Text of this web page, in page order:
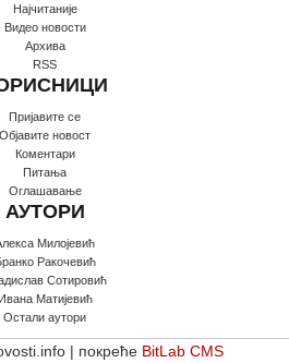
Најчитаније
Видео новости
Архива
RSS
Пријавите се
Oбјавите новост
Коментари
Питања
Оглашавање
АУТОРИ
Милојевић
Ракочевић
Сотировић
Ивана Матијевић
Остали аутори
| покреће BitLab CMS